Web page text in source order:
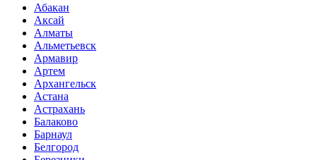
Абакан
Аксай
Алматы
Альметьевск
Армавир
Артем
Архангельск
Астана
Астрахань
Балаково
Барнаул
Белгород